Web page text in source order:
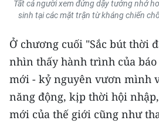
Tất cả người xem đứng dậy tưởng nhớ
sinh tại các mặt trận từ kháng chiến
Ở chương cuối "Sắc bút thời
nhìn thấy hành trình của
mới - kỷ nguyên vươn mình
năng động, kịp thời hội
mới của thế giới cũng như